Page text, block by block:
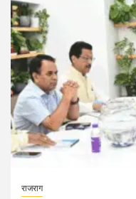
राजराग